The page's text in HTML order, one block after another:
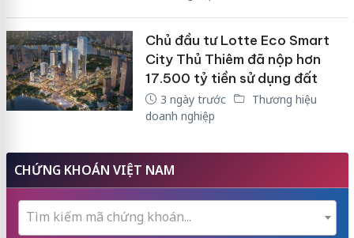
Chủ đầu tư Lotte Eco Smart
City Thủ Thiêm đã nộp hơn
17.500 tỷ tiền sử dụng đất
3 ngày trước
Thương hiệu
doanh nghiệp
CHỨNG KHOÁN VIỆT NAM
Tìm kiếm mã chứng khoán...